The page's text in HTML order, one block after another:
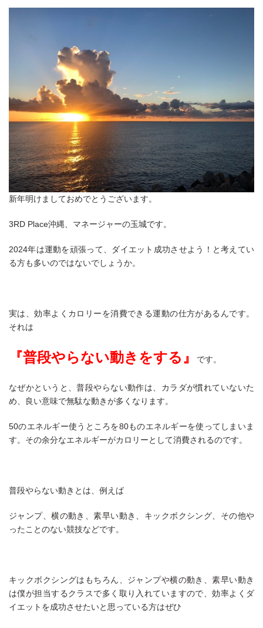
新年明けましておめでとうございます。
3RD Place沖縄、マネージャーの玉城です。
2024年は運動を頑張って、ダイエット成功させよう！と考えてい
る方も多いのではないでしょうか。
実は、効率よくカロリーを消費できる運動の仕方があるんです。
それは
『普段やらない動きをする』 です。
なぜかというと、普段やらない動作は、カラダが慣れていないた
め、良い意味で無駄な動きが多くなります。
50のエネルギー使うところを80ものエネルギーを使ってしまいま
す。その余分なエネルギーがカロリーとして消費されるのです。
普段やらない動きとは、例えば
ジャンプ、横の動き、素早い動き、キックボクシング、その他や
ったことのない競技などです。
キックボクシングはもちろん、ジャンプや横の動き、素早い動き
は僕が担当するクラスで多く取り入れていますので、効率よくダ
イエットを成功させたいと思っている方はぜひ